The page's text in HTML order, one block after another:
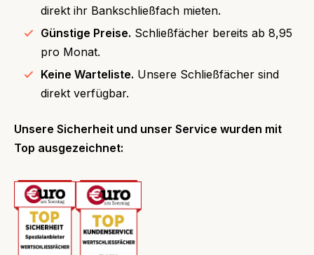
direkt ihr Bankschließfach mieten.
Günstige Preise. Schließfächer bereits ab 8,95
pro Monat.
Keine Warteliste. Unsere Schließfächer sind
direkt verfügbar.
Unsere Sicherheit und unser Service wurden mit
Top ausgezeichnet: